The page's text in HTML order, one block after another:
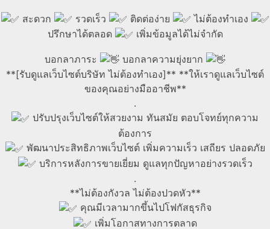
สะดวก รวดเร็ว ติดต่อง่าย
ไม่ต้องทำเอง
ปรึกษาได้ตลอด
เพิ่มข้อมูลได้ไม่จำกัด
บอกลาภาระ
บอกลาความยุ่งยาก
**[รับดูแลเว็บไซต์บริษัท ไม่ต้องทำเอง]** **ให้เราดูแลเว็บไซต์
ของคุณอย่างมืออาชีพ**
.
ปรับปรุงเว็บไซต์ให้สวยงาม ทันสมัย ตอบโจทย์ทุกความ
ต้องการ
พัฒนาประสิทธิภาพเว็บไซต์ เพิ่มความเร็ว เสถียร ปลอดภัย
บริการหลังการขายเยี่ยม ดูแลทุกปัญหาอย่างรวดเร็ว
.
**ไม่ต้องกังวล ไม่ต้องปวดหัว**
คุณมีเวลามากขึ้นไปโฟกัสธุรกิจ
เพิ่มโอกาสทางการตลาด